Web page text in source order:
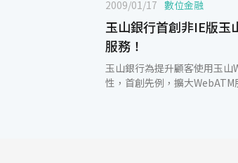
2009/01/17 數位金融
玉山銀行首創非IE版玉
服務！
玉山銀行為提升顧客使用玉山
性，首創先例，擴大WebATM